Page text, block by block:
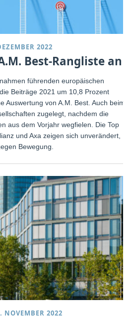
2022
Best-Rangliste an
führenden europäischen
Beiträge 2021 um 10,8 Prozent
Auswertung von A.M. Best. Auch beim
zugelegt, nachdem die
aus dem Vorjahr wegfielen. Die Top
und Axa zeigen sich unverändert,
Bewegung.
NOVEMBER 2022